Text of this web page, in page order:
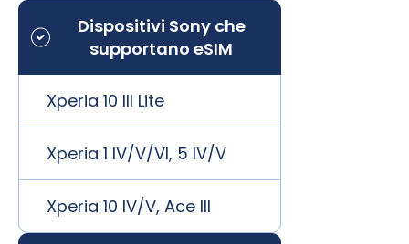
Dispositivi Sony che
supportano eSIM
Xperia 10 III Lite
Xperia 1 IV/V/VI, 5 IV/V
Xperia 10 IV/V, Ace III